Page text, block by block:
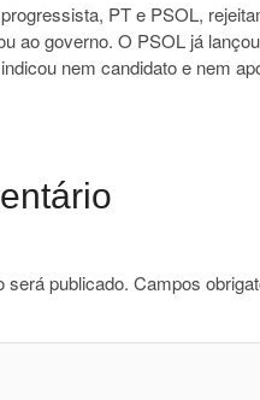
PT e PSOL,
ao governo. O PSOL já
nem candidato e nem
será publicado. Campos